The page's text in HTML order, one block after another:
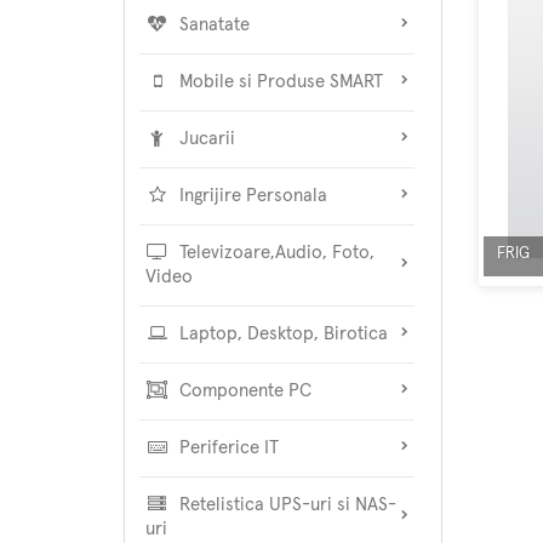
Sanatate
Mobile si Produse SMART
Jucarii
Ingrijire Personala
Televizoare,Audio, Foto,
Video
Laptop, Desktop, Birotica
Componente PC
Periferice IT
Retelistica UPS-uri si NAS-
uri
FRIG